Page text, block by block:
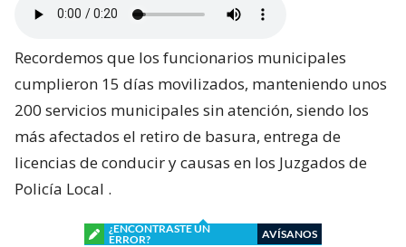
Recordemos que los funcionarios municipales
cumplieron 15 días movilizados, manteniendo unos
200 servicios municipales sin atención, siendo los
más afectados el retiro de basura, entrega de
licencias de conducir y causas en los Juzgados de
Policía Local .
¿ENCONTRASTE UN
ERROR?
AVÍSANOS